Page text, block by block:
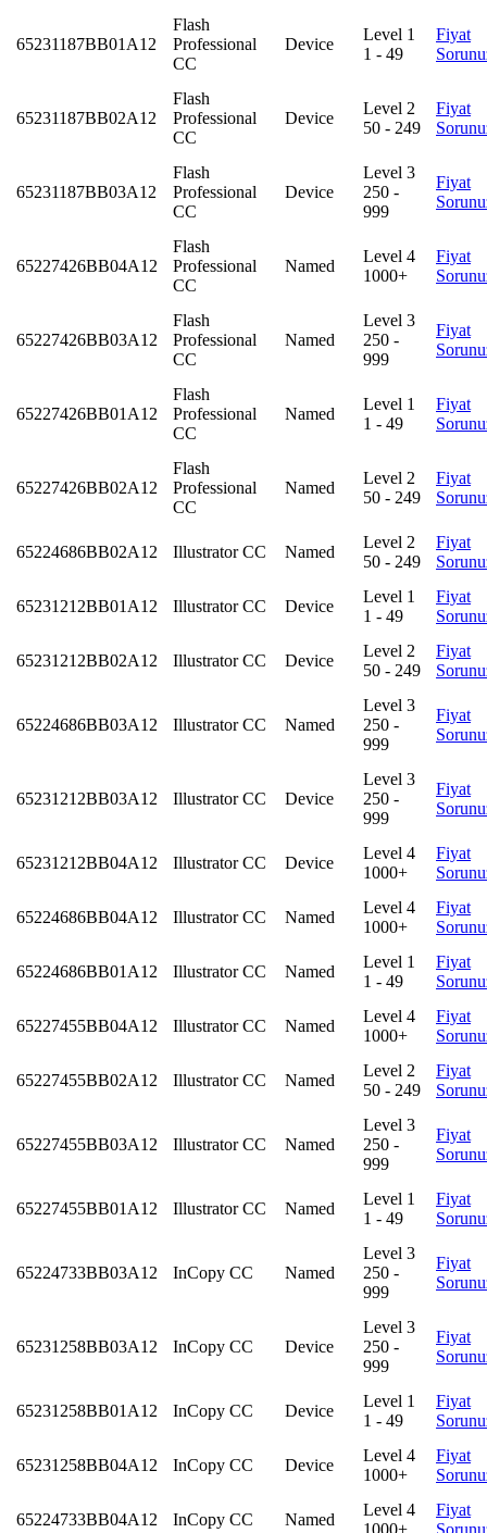
65231187BB01A12
Flash
Professional
CC
Device
Level 1
1 - 49
Fiyat
65231187BB02A12
Flash
Professional
CC
Device
Level 2
50 - 249
Fiyat
65231187BB03A12
Flash
Professional
CC
Device
Level 3
250 -
999
Fiyat
65227426BB04A12
Flash
Professional
CC
Named
Level 4
1000+
Fiyat
65227426BB03A12
Flash
Professional
CC
Named
Level 3
250 -
999
Fiyat
65227426BB01A12
Flash
Professional
CC
Named
Level 1
1 - 49
Fiyat
65227426BB02A12
Flash
Professional
CC
Named
Level 2
50 - 249
Fiyat
65224686BB02A12 Illustrator CC Named
Level 2
50 - 249
Fiyat
65231212BB01A12 Illustrator CC Device
Level 1
1 - 49
Fiyat
65231212BB02A12 Illustrator CC Device
Level 2
50 - 249
Fiyat
65224686BB03A12 Illustrator CC Named
Level 3
250 -
999
Fiyat
65231212BB03A12 Illustrator CC Device
Level 3
250 -
999
Fiyat
65231212BB04A12 Illustrator CC Device
Level 4
1000+
Fiyat
65224686BB04A12 Illustrator CC Named
Level 4
1000+
Fiyat
65224686BB01A12 Illustrator CC Named
Level 1
1 - 49
Fiyat
65227455BB04A12 Illustrator CC Named
Level 4
1000+
Fiyat
65227455BB02A12 Illustrator CC Named
Level 2
50 - 249
Fiyat
65227455BB03A12 Illustrator CC Named
Level 3
250 -
999
Fiyat
65227455BB01A12 Illustrator CC Named
Level 1
1 - 49
Fiyat
65224733BB03A12 InCopy CC Named
Level 3
250 -
999
Fiyat
65231258BB03A12 InCopy CC Device
Level 3
250 -
999
Fiyat
65231258BB01A12 InCopy CC Device
Level 1
1 - 49
Fiyat
65231258BB04A12 InCopy CC Device
Level 4
1000+
Fiyat
65224733BB04A12 InCopy CC Named
Level 4
1000+
Fiyat